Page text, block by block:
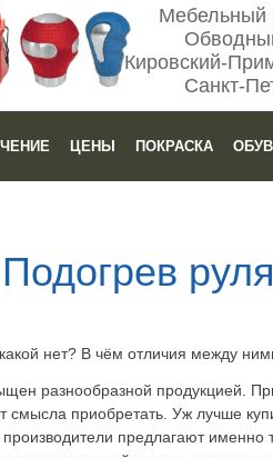
Мебельный
Кировский-
Санкт-
ЦЕНЫ ПОКРАСКА
Подогрев
нет? В чём отличия между
разнообразной продукцией.
смысла приобретать. Уж лучше
предлагают именно